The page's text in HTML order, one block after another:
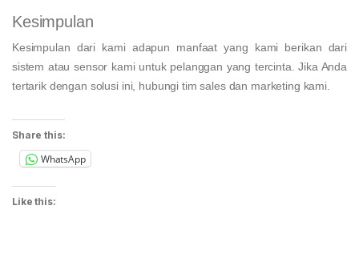
Kesimpulan
Kesimpulan dari kami adapun manfaat yang kami berikan dari
sistem atau sensor kami untuk pelanggan yang tercinta. Jika Anda
tertarik dengan solusi ini, hubungi tim sales dan marketing kami.
Share this:
WhatsApp
Like this: